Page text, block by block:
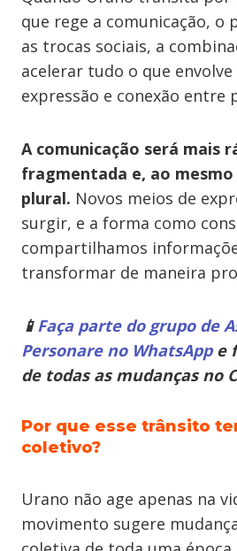
que rege a comunicação, o
as trocas sociais, a
acelerar tudo o que
expressão e conexão entre
A comunicação será mais
fragmentada e, ao
plural. Novos meios de
surgir, e a forma como
compartilhamos
transformar de maneira
📱Faça parte do grupo de
Personare no WhatsAppe
de todas as mudanças no
Por que esse trânsito
coletivo?
Urano não age apenas na
movimento sugere